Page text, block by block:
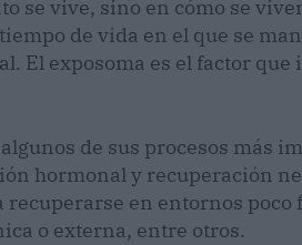
se vive, sino en cómo se
de vida en el que se
El exposoma es el factor que
de sus procesos más
hormonal y recuperación
en entornos poco
o externa, entre otros.